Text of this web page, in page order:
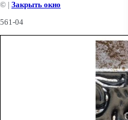
© | Закрыть окно
561-04